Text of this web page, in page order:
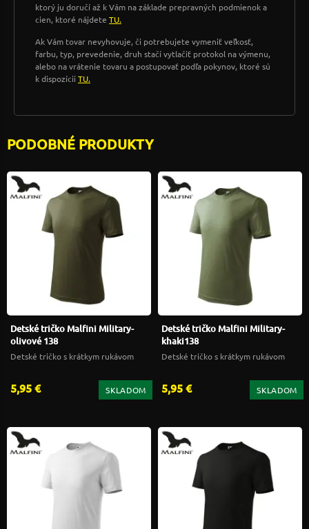
ktorý ju doručí až k Vám na základe prepravných podmienok a
cien, ktoré nájdete TU.
Ak Vám tovar nevyhovuje, či potrebujete vymeniť veľkosť,
farbu, typ, prevedenie, druh stačí vytlačiť protokol na výmenu,
alebo na vrátenie tovaru a postupovať podľa pokynov, ktoré sú
k dispozícii TU.
PODOBNÉ PRODUKTY
Detské tričko Malfini Military-
olivové 138
Detské tričko s krátkym rukávom
5,95 € SKLADOM
Detské tričko Malfini Military-
khaki138
Detské tričko s krátkym rukávom
5,95 € SKLADOM